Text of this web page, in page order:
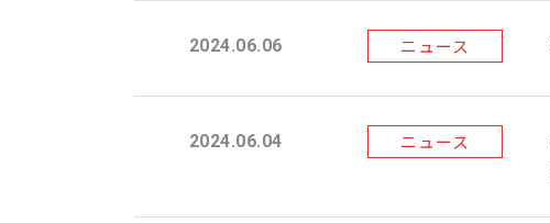
2024.06.06 ニュース
2024.06.04 ニュース